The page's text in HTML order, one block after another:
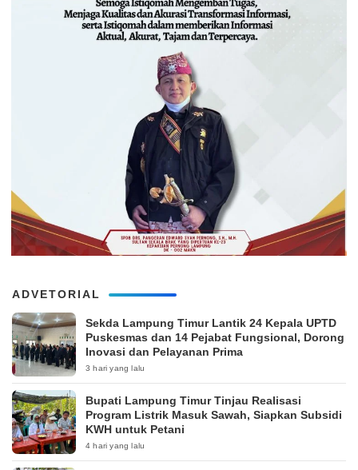
ADVETORIAL
‎Sekda Lampung Timur Lantik 24 Kepala UPTD
Puskesmas dan 14 Pejabat Fungsional, Dorong
Inovasi dan Pelayanan Prima
3 hari yang lalu
Bupati Lampung Timur Tinjau Realisasi
Program Listrik Masuk Sawah, Siapkan Subsidi
KWH untuk Petani
4 hari yang lalu